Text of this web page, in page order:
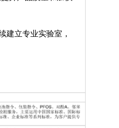
建立专业实验室，